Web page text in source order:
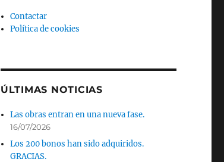
Contactar
Política de cookies
ÚLTIMAS NOTICIAS
Las obras entran en una nueva fase.
16/07/2026
Los 200 bonos han sido adquiridos.
GRACIAS.